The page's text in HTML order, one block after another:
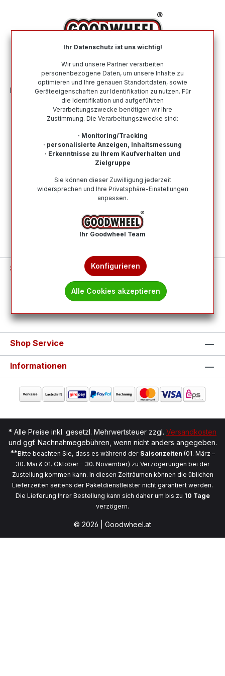
Felgen Stahlfelgen Nach Größe
Produkte filtern
Keine Produkte gefunden.
Service-Hotline
Vertrag widerrufen
Shop Service
Informationen
* Alle Preise inkl. gesetzl. Mehrwertsteuer zzgl. Versandkosten
und ggf. Nachnahmegebühren, wenn nicht anders angegeben.
**Bitte beachten Sie, dass es während der Saisonzeiten (01. März –
30. Mai & 01. Oktober – 30. November) zu Verzögerungen bei der
Zustellung kommen kann. In diesen Zeiträumen können die üblichen
Lieferzeiten seitens der Paketdienstleister nicht garantiert werden.
Die Lieferung Ihrer Bestellung kann sich daher um bis zu 10 Tage
verzögern.
© 2026 | Goodwheel.at
Ihr Datenschutz ist uns wichtig!
Wir und unsere Partner verarbeiten
personenbezogene Daten, um unsere Inhalte zu
optimieren und Ihre genauen Standortdaten, sowie
Geräteeigenschaften zur Identifikation zu nutzen. Für
die Identifikation und aufgeführten
Verarbeitungszwecke benötigen wir Ihre
Zustimmung. Die Verarbeitungszwecke sind:
· Monitoring/Tracking
· personalisierte Anzeigen, Inhaltsmessung
· Erkenntnisse zu Ihrem Kaufverhalten und
Zielgruppe
Sie können dieser Zuwilligung jederzeit
widersprechen und Ihre Privatsphäre-Einstellungen
anpassen.
Ihr Goodwheel Team
Konfigurieren
Alle Cookies akzeptieren